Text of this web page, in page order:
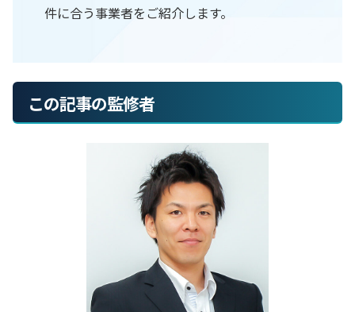
件に合う事業者をご紹介します。
この記事の監修者